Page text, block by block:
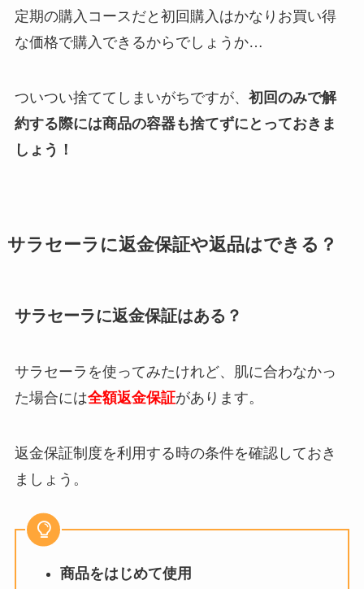
定期の購入コースだと初回購入はかなりお買い得
な価格で購入できるからでしょうか…
ついつい捨ててしまいがちですが、 初回のみで解
約する際には商品の容器も捨てずにとっておきま
しょう！
サラセーラに返金保証や返品はできる？
サラセーラに返金保証はある？
サラセーラを使ってみたけれど、肌に合わなかっ
た場合には全額返金保証があります。
返金保証制度を利用する時の条件を確認しておき
ましょう。
商品をはじめて使用